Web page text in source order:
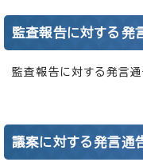
監査報告に対する発
監査報告に対する発言通
議案に対する発言通